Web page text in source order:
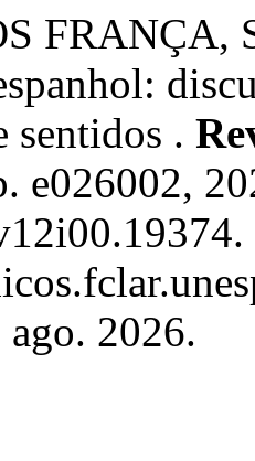
FRANÇA,
sentidos .
e026002,
ago. 2026.